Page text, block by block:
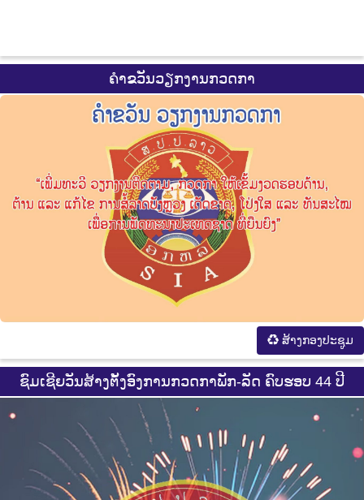
ຄຳຂວັນວຽກງານກວດກາ
ສ້າງກອງປະຊູມ
ຊົມເຊີຍວັນສ້າງຕັ້ງອົງການກວດກາພັກ-ລັດ ຄົບຮອບ 44 ປີ